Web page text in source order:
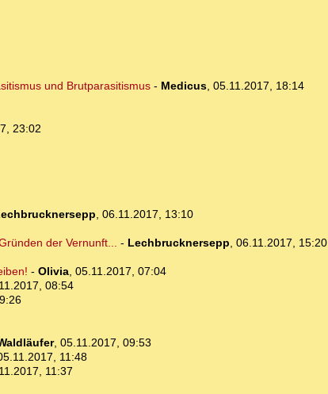
und Brutparasitismus- Medicus, 05.11.2017, 18:14
23:02
, 06.11.2017, 13:10
der Vernunft... - Lechbrucknersepp, 06.11.2017, 15:20
- Olivia, 05.11.2017, 07:04
08:54
, 05.11.2017, 09:53
11:48
11:37